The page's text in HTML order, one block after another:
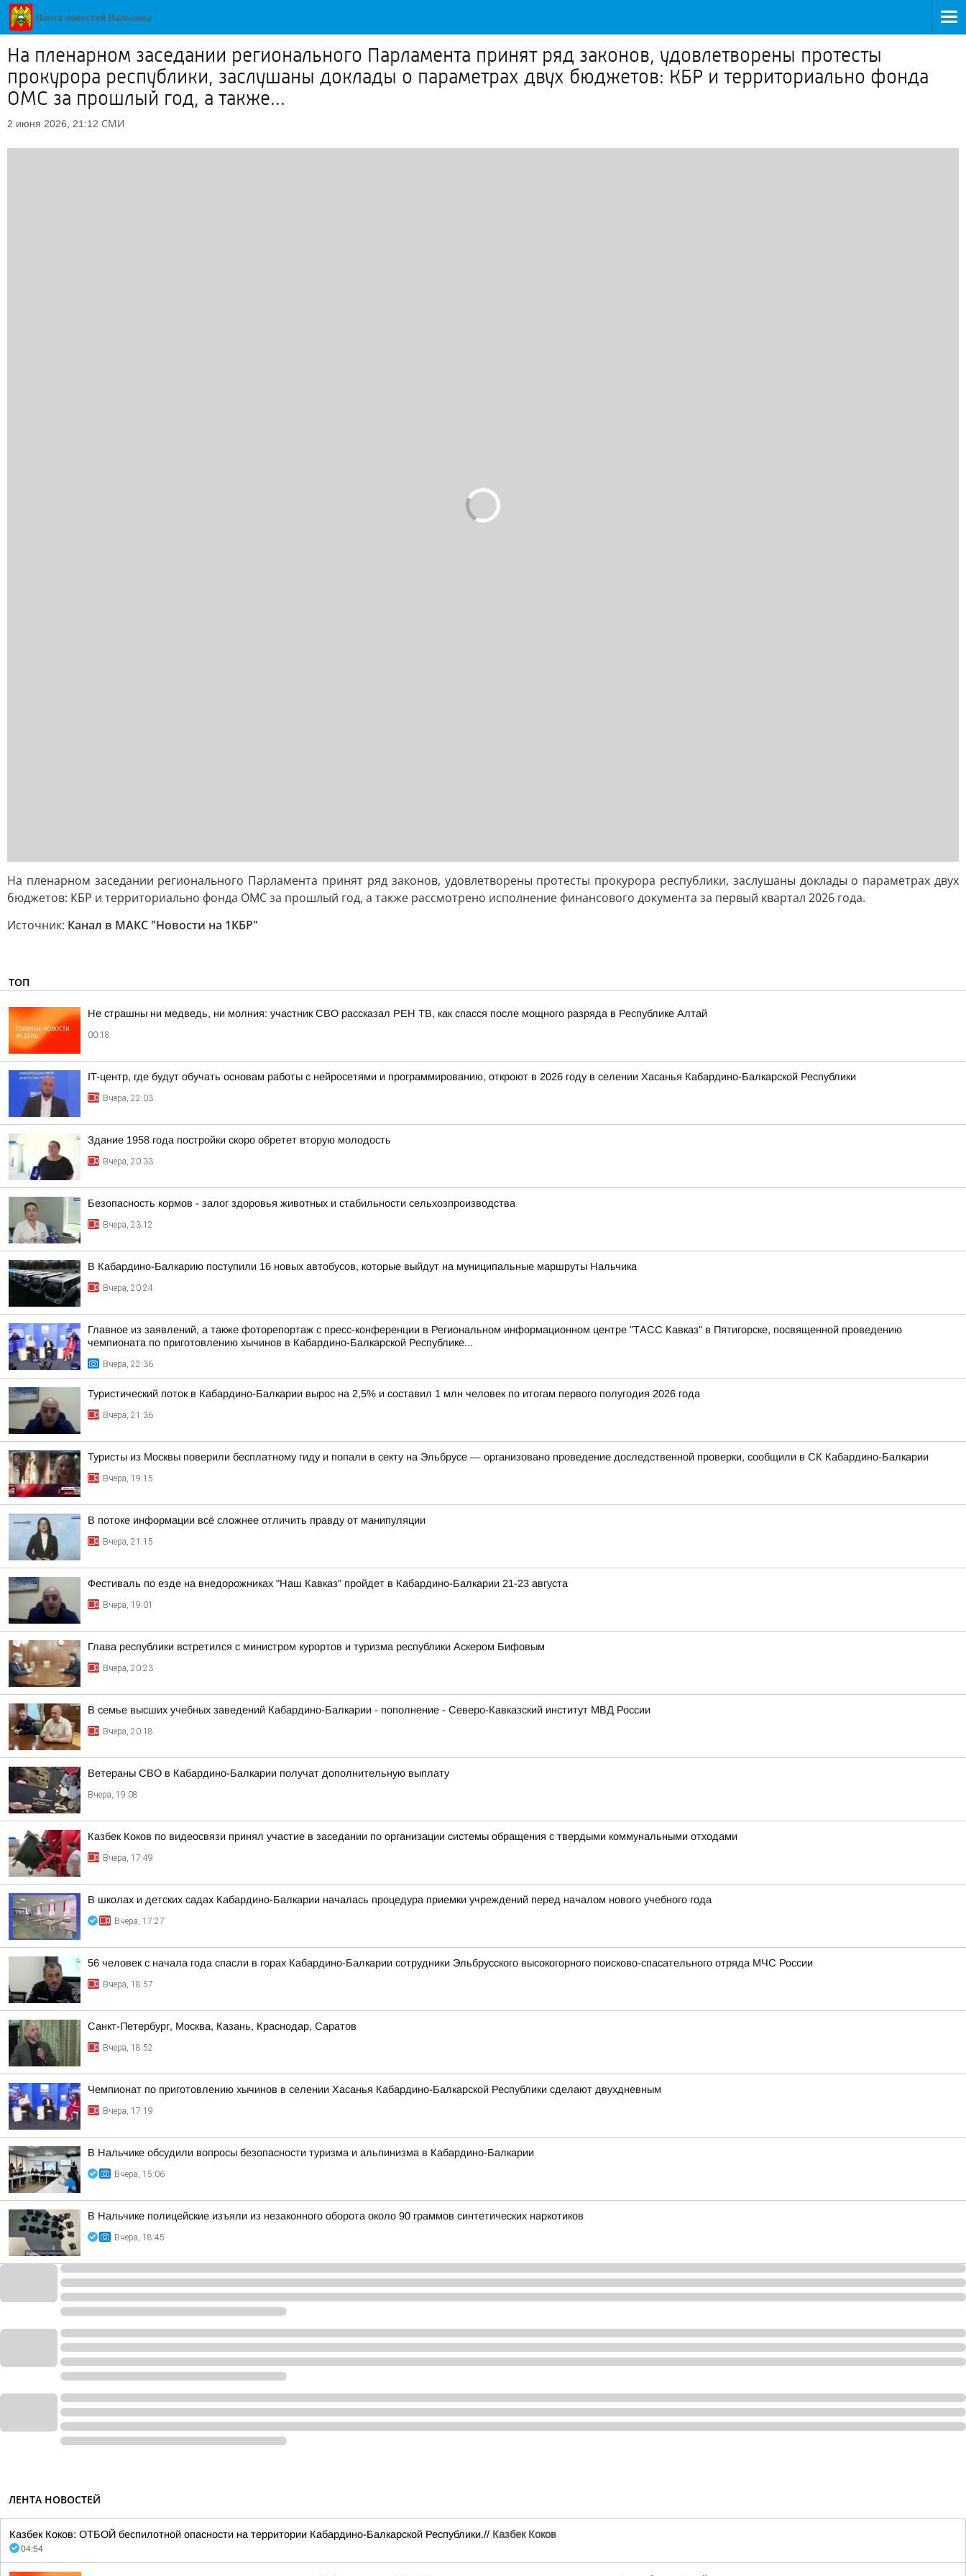
На пленарном заседании регионального Парламента принят ряд законов, удовлетворены протесты
прокурора республики, заслушаны доклады о параметрах двух бюджетов: КБР и территориально фонда
ОМС за прошлый год, а также...
2 июня 2026, 21:12 СМИ
На пленарном заседании регионального Парламента принят ряд законов, удовлетворены протесты прокурора республики, заслушаны доклады о параметрах двух
бюджетов: КБР и территориально фонда ОМС за прошлый год, а также рассмотрено исполнение финансового документа за первый квартал 2026 года.
Источник: Канал в МАКС "Новости на 1КБР"
ТОП
Не страшны ни медведь, ни молния: участник СВО рассказал РЕН ТВ, как спасся после мощного разряда в Республике Алтай
00:18
IT-центр, где будут обучать основам работы с нейросетями и программированию, откроют в 2026 году в селении Хасанья Кабардино-Балкарской Республики
Вчера, 22:03
Здание 1958 года постройки скоро обретет вторую молодость
Вчера, 20:33
Безопасность кормов - залог здоровья животных и стабильности сельхозпроизводства
Вчера, 23:12
В Кабардино-Балкарию поступили 16 новых автобусов, которые выйдут на муниципальные маршруты Нальчика
Вчера, 20:24
Главное из заявлений, а также фоторепортаж с пресс-конференции в Региональном информационном центре "ТАСС Кавказ" в Пятигорске, посвященной проведению
чемпионата по приготовлению хычинов в Кабардино-Балкарской Республике...
Вчера, 22:36
Туристический поток в Кабардино-Балкарии вырос на 2,5% и составил 1 млн человек по итогам первого полугодия 2026 года
Вчера, 21:36
Туристы из Москвы поверили бесплатному гиду и попали в секту на Эльбрусе — организовано проведение доследственной проверки, сообщили в СК Кабардино-Балкарии
Вчера, 19:15
В потоке информации всё сложнее отличить правду от манипуляции
Вчера, 21:15
Фестиваль по езде на внедорожниках "Наш Кавказ" пройдет в Кабардино-Балкарии 21-23 августа
Вчера, 19:01
Глава республики встретился с министром курортов и туризма республики Аскером Бифовым
Вчера, 20:23
В семье высших учебных заведений Кабардино-Балкарии - пополнение - Северо-Кавказский институт МВД России
Вчера, 20:18
Ветераны СВО в Кабардино-Балкарии получат дополнительную выплату
Вчера, 19:08
Казбек Коков по видеосвязи принял участие в заседании по организации системы обращения с твердыми коммунальными отходами
Вчера, 17:49
В школах и детских садах Кабардино-Балкарии началась процедура приемки учреждений перед началом нового учебного года
Вчера, 17:27
56 человек с начала года спасли в горах Кабардино-Балкарии сотрудники Эльбрусского высокогорного поисково-спасательного отряда МЧС России
Вчера, 18:57
Санкт-Петербург, Москва, Казань, Краснодар, Саратов
Вчера, 18:52
Чемпионат по приготовлению хычинов в селении Хасанья Кабардино-Балкарской Республики сделают двухдневным
Вчера, 17:19
В Нальчике обсудили вопросы безопасности туризма и альпинизма в Кабардино-Балкарии
Вчера, 15:06
В Нальчике полицейские изъяли из незаконного оборота около 90 граммов синтетических наркотиков
Вчера, 18:45
ЛЕНТА НОВОСТЕЙ
Казбек Коков: ОТБОЙ беспилотной опасности на территории Кабардино-Балкарской Республики.// Казбек Коков
04:54